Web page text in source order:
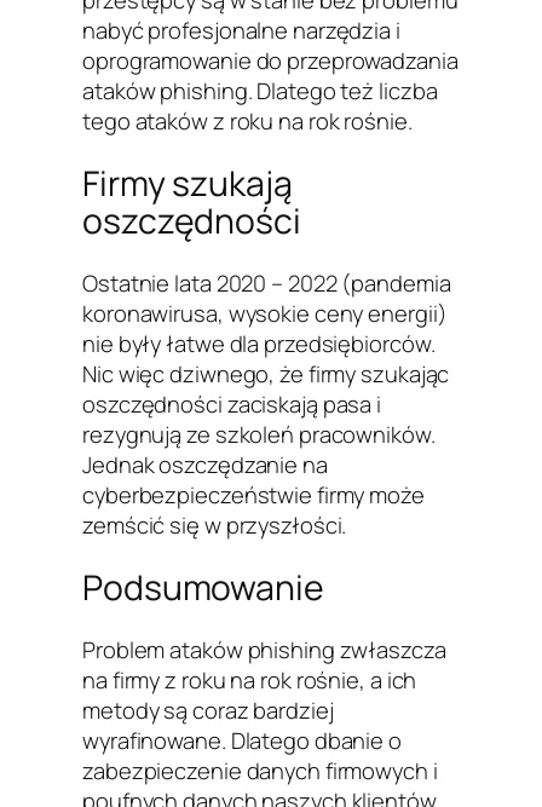
nabyć profesjonalne narzędzia i
oprogramowanie do przeprowadzania
ataków phishing. Dlatego też liczba
tego ataków z roku na rok rośnie.
Firmy szukają
oszczędności
Ostatnie lata 2020 – 2022 (pandemia
koronawirusa, wysokie ceny energii)
nie były łatwe dla przedsiębiorców.
Nic więc dziwnego, że firmy szukając
oszczędności zaciskają pasa i
rezygnują ze szkoleń pracowników.
Jednak oszczędzanie na
cyberbezpieczeństwie firmy może
zemścić się w przyszłości.
Podsumowanie
Problem ataków phishing zwłaszcza
na firmy z roku na rok rośnie, a ich
metody są coraz bardziej
wyrafinowane. Dlatego dbanie o
zabezpieczenie danych firmowych i